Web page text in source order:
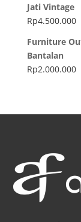
Jati Vintage
Rp4.500.000
Furniture
Bantalan
Rp2.000.000